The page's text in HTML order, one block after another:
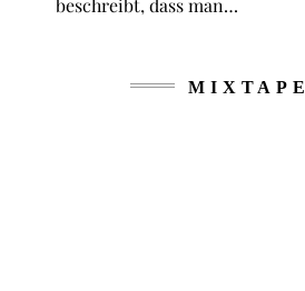
MIXTAPE